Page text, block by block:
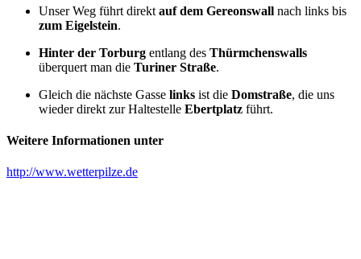
Unser Weg führt direkt auf dem Gereonswall nach links bis
zum Eigelstein.
Hinter der Torburg entlang des Thürmchenswalls
überquert man die Turiner Straße.
Gleich die nächste Gasse links ist die Domstraße, die uns
wieder direkt zur Haltestelle Ebertplatz führt.
Weitere Informationen unter
http://www.wetterpilze.de